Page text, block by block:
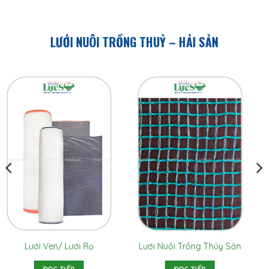
LƯỚI NUÔI TRỒNG THUỶ – HẢI SẢN
Lưới Rào Ao Nuôi
Dây Cào PE Đậu 6 Màu